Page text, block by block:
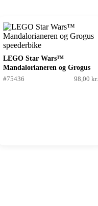
LEGO Star Wars™
Mandalorianeren og Grogus
speederbike
#75436 98,00 kr.